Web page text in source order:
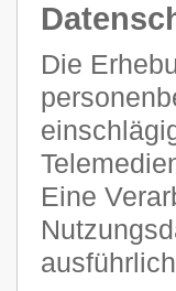
Die
Eine